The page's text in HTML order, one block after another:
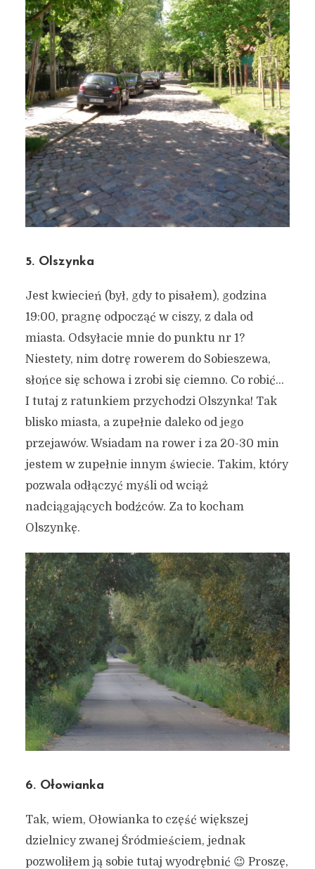
Siedem moich ukochanych
dzielnic w Gdańsku
20 września 2018
4 min czytania
Autor:Kamil Sulewski
5. Olszynka
Jest kwiecień (był, gdy to pisałem), godzina
19:00, pragnę odpocząć w ciszy, z dala od
miasta. Odsyłacie mnie do punktu nr 1?
Niestety, nim dotrę rowerem do Sobieszewa,
słońce się schowa i zrobi się ciemno. Co robić…
I tutaj z ratunkiem przychodzi Olszynka! Tak
blisko miasta, a zupełnie daleko od jego
przejawów. Wsiadam na rower i za 20-30 min
jestem w zupełnie innym świecie. Takim, który
pozwala odłączyć myśli od wciąż
nadciągających bodźców. Za to kocham
Olszynkę.
6. Ołowianka
Tak, wiem, Ołowianka to część większej
dzielnicy zwanej Śródmieściem, jednak
pozwoliłem ją sobie tutaj wyodrębnić 😉 Proszę,